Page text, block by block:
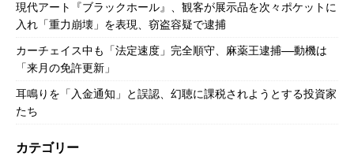
現代アート『ブラックホール』、観客が展示品を次々ポケットに
入れ「重力崩壊」を表現、窃盗容疑で逮捕
カーチェイス中も「法定速度」完全順守、麻薬王逮捕――動機は
「来月の免許更新」
耳鳴りを「入金通知」と誤認、幻聴に課税されようとする投資家
たち
カテゴリー